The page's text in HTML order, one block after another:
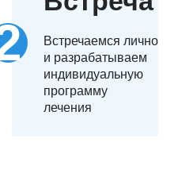
Встречаемся лично
и разрабатываем
индивидуальную
программу
лечения